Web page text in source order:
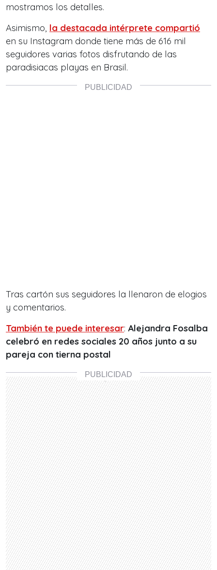
mostramos los detalles.
Asimismo, la destacada intérprete compartió
en su Instagram donde tiene más de 616 mil
seguidores varias fotos disfrutando de las
paradisiacas playas en Brasil.
Tras cartón sus seguidores la llenaron de elogios
y comentarios.
También te puede interesar: Alejandra Fosalba
celebró en redes sociales 20 años junto a su
pareja con tierna postal